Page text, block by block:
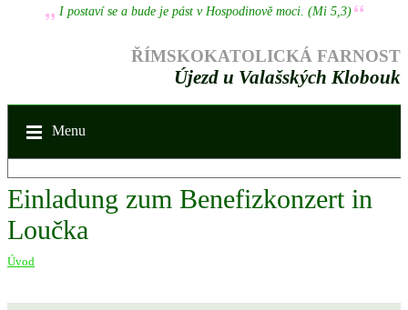
I postaví se a bude je pást v Hospodinově moci. (Mi 5,3)
ŘÍMSKOKATOLICKÁ FARNOST
Újezd u Valašských Klobouk
Menu
Einladung zum Benefizkonzert in
Loučka
Úvod